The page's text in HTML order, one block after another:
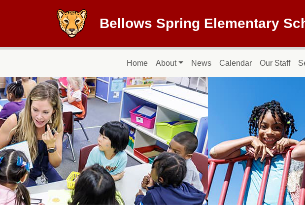
Bellows Spring Elementary
Home About News Calendar Our Staff